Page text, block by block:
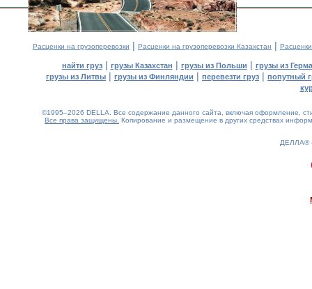
Расценки на грузоперевозки | Расценки на грузоперевозки Казахстан |
найти груз| грузы Казахстан | грузы из Польши | грузы из
грузы из Литвы | грузы из Финляндии | перевезти груз | попутный
©1995–2026 DELLA. Все содержание данного сайта, включая оформление,
Все права защищены. Копирование и размещение в других средствах